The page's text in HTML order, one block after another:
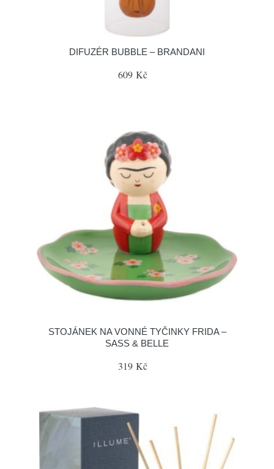
DIFUZÉR BUBBLE – BRANDANI
609 Kč
STOJÁNEK NA VONNÉ TYČINKY FRIDA –
SASS & BELLE
319 Kč